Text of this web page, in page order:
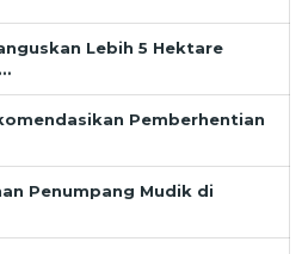
Lebih 5 Hektare
Pemberhentian
Penumpang Mudik di